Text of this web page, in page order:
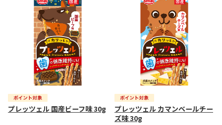
プレッツェル 国産ビーフ味 30g
プレッツェル カマンベールチー
ズ味 30g